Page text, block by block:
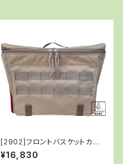
[2902]フロントバスケットカバ
ーバッグ/TAN
¥16,830